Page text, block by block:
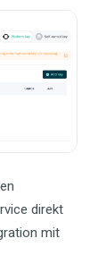
direkt
mit